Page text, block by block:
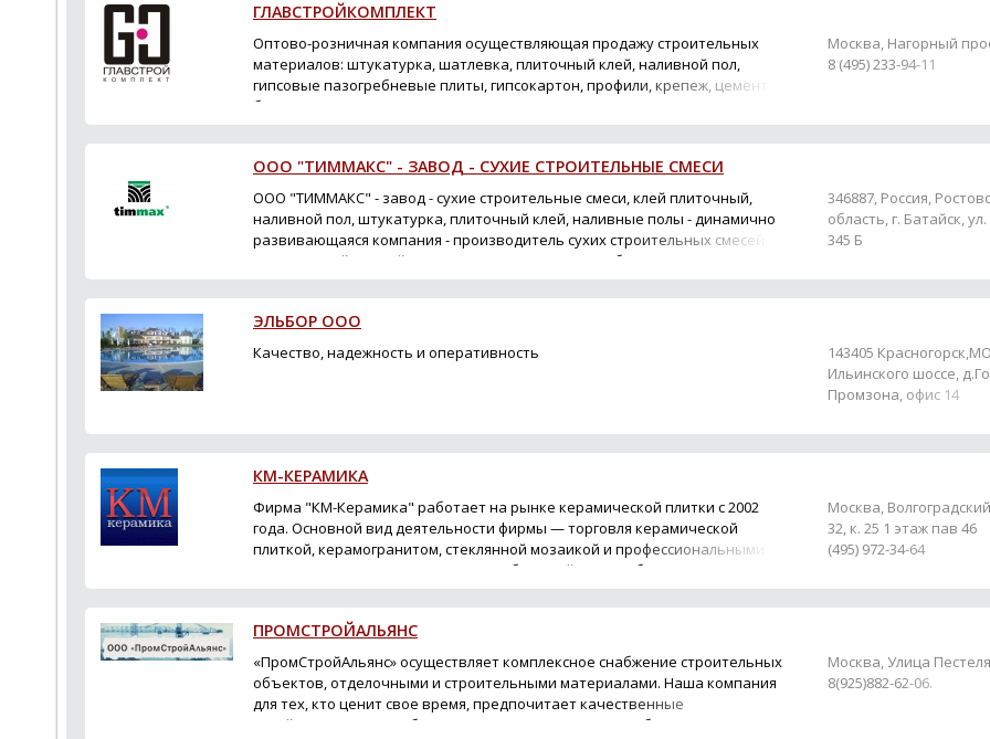
ГЛАВСТРОЙКОМПЛЕКТ
Оптово-розничная компания осуществляющая продажу строительных
материалов: штукатурка, шатлевка, плиточный клей, наливной пол,
гипсовые пазогребневые плиты, гипсокартон, профили, крепеж, цемент,
блоки, кирпич, краска, монтажная пена, плитка и декоративная
штукатурка коро...
Москва, Нагорный
8 (495) 233-94-11
ООО "ТИММАКС" - ЗАВОД - СУХИЕ СТРОИТЕЛЬНЫЕ СМЕСИ
ООО "ТИММАКС" - завод - сухие строительные смеси, клей плиточный,
наливной пол, штукатурка, плиточный клей, наливные полы - динамично
развивающаяся компания - производитель сухих строительных смесей
под торговой маркой "timmax". Компания имеет собственную
производственн...
346887, Россия,
область, г. Батайск,
345 Б
ЭЛЬБОР ООО
Качество, надежность и оперативность
143405
Ильинского шоссе,
Промзона, офис 14
КМ-КЕРАМИКА
Фирма "КМ-Керамика" работает на рынке керамической плитки с 2002
года. Основной вид деятельности фирмы — торговля керамической
плиткой, керамогранитом, стеклянной мозаикой и профессиональными
строительными смесями. Мы имеем большой опыт работы со
строительным...
Москва,
32, к. 25 1 этаж пав 46
(495) 972-34-64
ПРОМСТРОЙАЛЬЯНС
«ПромСтройАльянс» осуществляет комплексное снабжение строительных
объектов, отделочными и строительными материалами. Наша компания
для тех, кто ценит свое время, предпочитает качественные
стройматериалы и выбирает современное качество обслуживания. Среди
Москва, Улица
8(925)882-62-06.